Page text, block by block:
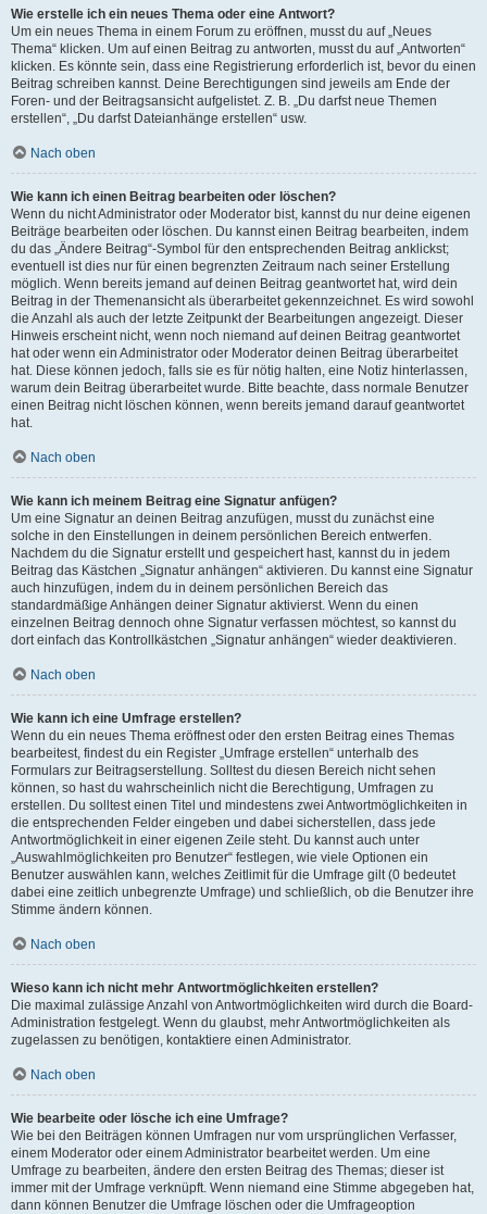
Wie erstelle ich ein neues Thema oder eine Antwort?
Um ein neues Thema in einem Forum zu eröffnen, musst du auf „Neues
Thema“ klicken. Um auf einen Beitrag zu antworten, musst du auf „Antworten“
klicken. Es könnte sein, dass eine Registrierung erforderlich ist, bevor du einen
Beitrag schreiben kannst. Deine Berechtigungen sind jeweils am Ende der
Foren- und der Beitragsansicht aufgelistet. Z. B. „Du darfst neue Themen
erstellen“, „Du darfst Dateianhänge erstellen“ usw.
Nach oben
Wie kann ich einen Beitrag bearbeiten oder löschen?
Wenn du nicht Administrator oder Moderator bist, kannst du nur deine eigenen
Beiträge bearbeiten oder löschen. Du kannst einen Beitrag bearbeiten, indem
du das „Ändere Beitrag“-Symbol für den entsprechenden Beitrag anklickst;
eventuell ist dies nur für einen begrenzten Zeitraum nach seiner Erstellung
möglich. Wenn bereits jemand auf deinen Beitrag geantwortet hat, wird dein
Beitrag in der Themenansicht als überarbeitet gekennzeichnet. Es wird sowohl
die Anzahl als auch der letzte Zeitpunkt der Bearbeitungen angezeigt. Dieser
Hinweis erscheint nicht, wenn noch niemand auf deinen Beitrag geantwortet
hat oder wenn ein Administrator oder Moderator deinen Beitrag überarbeitet
hat. Diese können jedoch, falls sie es für nötig halten, eine Notiz hinterlassen,
warum dein Beitrag überarbeitet wurde. Bitte beachte, dass normale Benutzer
einen Beitrag nicht löschen können, wenn bereits jemand darauf geantwortet
hat.
Nach oben
Wie kann ich meinem Beitrag eine Signatur anfügen?
Um eine Signatur an deinen Beitrag anzufügen, musst du zunächst eine
solche in den Einstellungen in deinem persönlichen Bereich entwerfen.
Nachdem du die Signatur erstellt und gespeichert hast, kannst du in jedem
Beitrag das Kästchen „Signatur anhängen“ aktivieren. Du kannst eine Signatur
auch hinzufügen, indem du in deinem persönlichen Bereich das
standardmäßige Anhängen deiner Signatur aktivierst. Wenn du einen
einzelnen Beitrag dennoch ohne Signatur verfassen möchtest, so kannst du
dort einfach das Kontrollkästchen „Signatur anhängen“ wieder deaktivieren.
Nach oben
Wie kann ich eine Umfrage erstellen?
Wenn du ein neues Thema eröffnest oder den ersten Beitrag eines Themas
bearbeitest, findest du ein Register „Umfrage erstellen“ unterhalb des
Formulars zur Beitragserstellung. Solltest du diesen Bereich nicht sehen
können, so hast du wahrscheinlich nicht die Berechtigung, Umfragen zu
erstellen. Du solltest einen Titel und mindestens zwei Antwortmöglichkeiten in
die entsprechenden Felder eingeben und dabei sicherstellen, dass jede
Antwortmöglichkeit in einer eigenen Zeile steht. Du kannst auch unter
„Auswahlmöglichkeiten pro Benutzer“ festlegen, wie viele Optionen ein
Benutzer auswählen kann, welches Zeitlimit für die Umfrage gilt (0 bedeutet
dabei eine zeitlich unbegrenzte Umfrage) und schließlich, ob die Benutzer ihre
Stimme ändern können.
Nach oben
Wieso kann ich nicht mehr Antwortmöglichkeiten erstellen?
Die maximal zulässige Anzahl von Antwortmöglichkeiten wird durch die Board-
Administration festgelegt. Wenn du glaubst, mehr Antwortmöglichkeiten als
zugelassen zu benötigen, kontaktiere einen Administrator.
Nach oben
Wie bearbeite oder lösche ich eine Umfrage?
Wie bei den Beiträgen können Umfragen nur vom ursprünglichen Verfasser,
einem Moderator oder einem Administrator bearbeitet werden. Um eine
Umfrage zu bearbeiten, ändere den ersten Beitrag des Themas; dieser ist
immer mit der Umfrage verknüpft. Wenn niemand eine Stimme abgegeben hat,
dann können Benutzer die Umfrage löschen oder die Umfrageoption